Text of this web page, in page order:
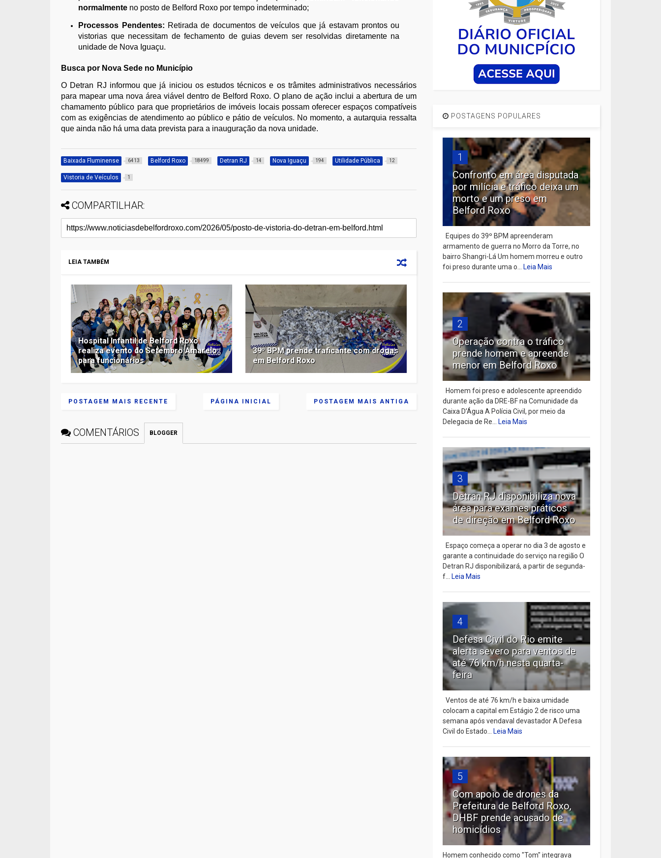
normalmente no posto de Belford Roxo por tempo indeterminado;
Processos Pendentes: Retirada de documentos de veículos que já estavam prontos ou
vistorias que necessitam de fechamento de guias devem ser resolvidas diretamente na
unidade de Nova Iguaçu.
Busca por Nova Sede no Município
O Detran RJ informou que já iniciou os estudos técnicos e os trâmites administrativos necessários
para mapear uma nova área viável dentro de Belford Roxo. O plano de ação inclui a abertura de um
chamamento público para que proprietários de imóveis locais possam oferecer espaços compatíveis
com as exigências de atendimento ao público e pátio de veículos. No momento, a autarquia ressalta
que ainda não há uma data prevista para a inauguração da nova unidade.
Baixada Fluminense 6413 Belford Roxo 18499 Detran RJ 14 Nova Iguaçu 194 Utilidade Pública 12
Vistoria de Veículos 1
COMPARTILHAR:
LEIA TAMBÉM
Hospital Infantil de Belford Roxo
realiza evento do Setembro Amarelo
para funcionários
39º BPM prende traficante com drogas
em Belford Roxo
POSTAGEM MAIS RECENTE POSTAGEM MAIS ANTIGA
PÁGINA INICIAL
COMENTÁRIOS BLOGGER
POSTAGENS POPULARES
1
Confronto em área disputada
por milícia e tráfico deixa um
morto e um preso em
Belford Roxo
Equipes do 39º BPM apreenderam
armamento de guerra no Morro da Torre, no
bairro Shangri-Lá Um homem morreu e outro
foi preso durante uma o...Leia Mais
2
Operação contra o tráfico
prende homem e apreende
menor em Belford Roxo
Homem foi preso e adolescente apreendido
durante ação da DRE-BF na Comunidade da
Caixa D’Água A Polícia Civil, por meio da
Delegacia de Re...Leia Mais
3
Detran RJ disponibiliza nova
área para exames práticos
de direção em Belford Roxo
Espaço começa a operar no dia 3 de agosto e
garante a continuidade do serviço na região O
Detran RJ disponibilizará, a partir de segunda-
f...Leia Mais
4
Defesa Civil do Rio emite
alerta severo para ventos de
até 76 km/h nesta quarta-
feira
Ventos de até 76 km/h e baixa umidade
colocam a capital em Estágio 2 de risco uma
semana após vendaval devastador A Defesa
Civil do Estado...Leia Mais
5
Com apoio de drones da
Prefeitura de Belford Roxo,
DHBF prende acusado de
homicídios
Homem conhecido como "Tom" integrava